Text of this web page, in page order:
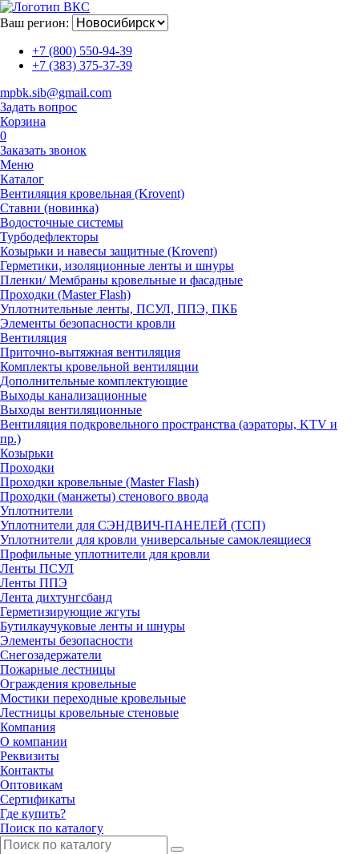
Ваш регион:
+7 (800) 550-94-39
+7 (383) 375-37-39
mpbk.sib@gmail.com
Задать вопрос
Корзина
0
Заказать звонок
Меню
Каталог
Вентиляция кровельная (Krovent)
Ставни (новинка)
Водосточные системы
Турбодефлекторы
Козырьки и навесы защитные (Krovent)
Герметики, изоляционные ленты и шнуры
Пленки/ Мембраны кровельные и фасадные
Проходки (Master Flash)
Уплотнительные ленты, ПСУЛ, ППЭ, ПКБ
Элементы безопасности кровли
Вентиляция
Приточно-вытяжная вентиляция
Комплекты кровельной вентиляции
Дополнительные комплектующие
Выходы канализационные
Выходы вентиляционные
Вентиляция подкровельного пространства (аэраторы, KTV и
пр.)
Козырьки
Проходки
Проходки кровельные (Master Flash)
Проходки (манжеты) стенового ввода
Уплотнители
Уплотнители для СЭНДВИЧ-ПАНЕЛЕЙ (ТСП)
Уплотнители для кровли универсальные самоклеящиеся
Профильные уплотнители для кровли
Ленты ПСУЛ
Ленты ППЭ
Лента дихтунгсбанд
Герметизирующие жгуты
Бутилкаучуковые ленты и шнуры
Элементы безопасности
Снегозадержатели
Пожарные лестницы
Ограждения кровельные
Мостики переходные кровельные
Лестницы кровельные стеновые
Компания
О компании
Реквизиты
Контакты
Оптовикам
Сертификаты
Где купить?
Поиск по каталогу